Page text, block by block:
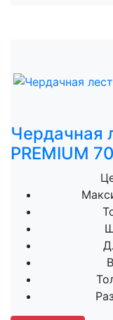
Чердачная
PREMIUM